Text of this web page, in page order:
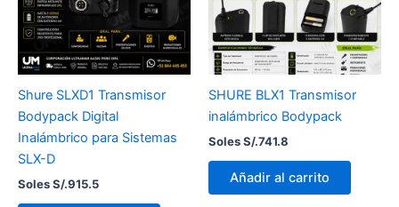
Shure SLXD1 Transmisor
Bodypack Digital
Inalámbrico para Sistemas
SLX-D
Soles S/.915.5
SHURE BLX1 Transmisor
inalámbrico Bodypack
Soles S/.741.8
Añadir al carrito